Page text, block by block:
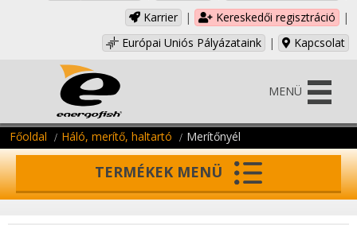
Karrier
| Kereskedői regisztráció
|
Európai Uniós Pályázataink
| Kapcsolat
MENÜ
Főoldal Háló, merítő, haltartó Merítőnyél
TERMÉKEK MENÜ